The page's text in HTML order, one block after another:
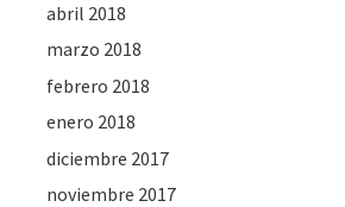
abril 2018
marzo 2018
febrero 2018
enero 2018
diciembre 2017
noviembre 2017